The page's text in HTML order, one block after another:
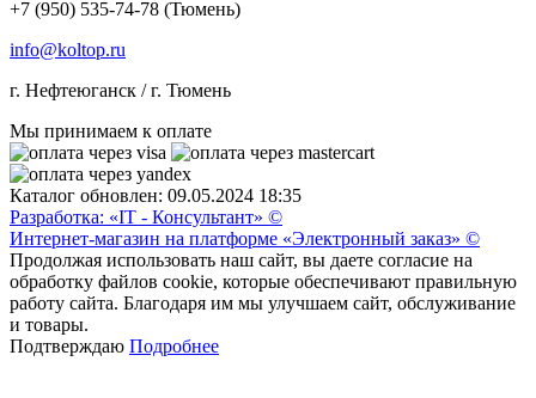
+7 (950) 535-74-78 (Тюмень)
info@koltop.ru
г. Нефтеюганск / г. Тюмень
Мы принимаем к оплате
Каталог обновлен: 09.05.2024 18:35
Разработка: «IT - Консультант» ©
Интернет-магазин на платформе «Электронный заказ» ©
Продолжая использовать наш сайт, вы даете согласие на
обработку файлов cookie, которые обеспечивают правильную
работу сайта. Благодаря им мы улучшаем сайт, обслуживание
и товары.
Подтверждаю Подробнее